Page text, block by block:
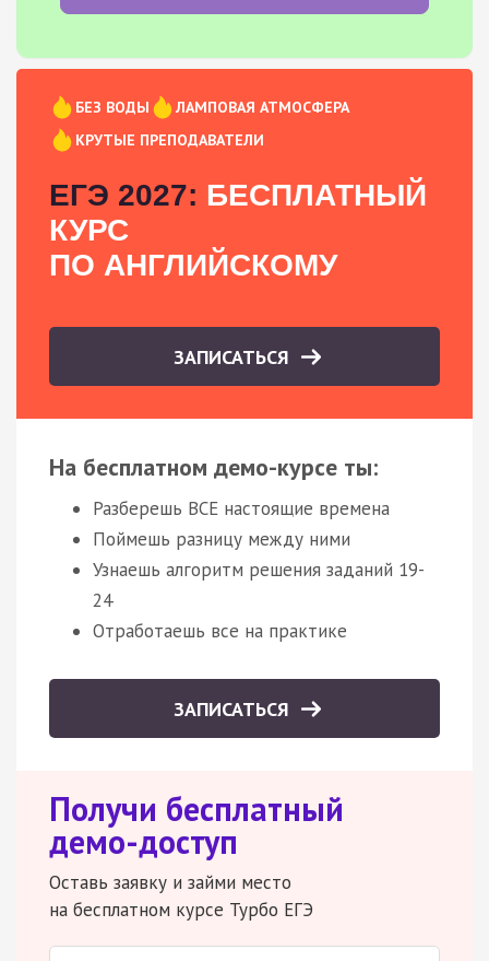
БЕЗ ВОДЫ
ЛАМПОВАЯ АТМОСФЕРА
КРУТЫЕ ПРЕПОДАВАТЕЛИ
ЕГЭ 2027: БЕСПЛАТНЫЙ
КУРС
ПО АНГЛИЙСКОМУ
ЗАПИСАТЬСЯ
На бесплатном демо-курсе ты:
Разберешь ВСЕ настоящие времена
Поймешь разницу между ними
Узнаешь алгоритм решения заданий 19-
24
Отработаешь все на практике
ЗАПИСАТЬСЯ
Получи бесплатный
демо-доступ
Оставь заявку и займи место
на бесплатном курсе Турбо ЕГЭ